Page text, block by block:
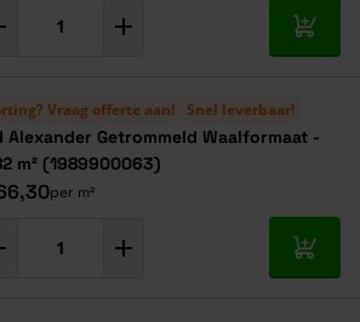
In
Vraag offerte aan! Snel leverbaar!
Alexander Getrommeld Waalformaat -
m² (1989900063)
per m²
In